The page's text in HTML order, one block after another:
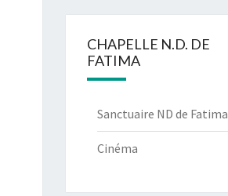
CHAPELLE N.D. DE
FATIMA
Sanctuaire ND de Fatima
Cinéma